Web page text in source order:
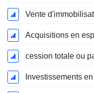
Vente
Acquisitions en
cession totale ou